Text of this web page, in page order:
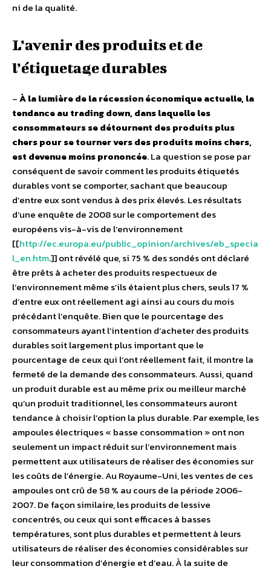
ni de la qualité.
L’avenir des produits et de
l’étiquetage durables
–À la lumière de la récession économique actuelle, la
tendance au trading down, dans laquelle les
consommateurs se détournent des produits plus
chers pour se tourner vers des produits moins chers,
est devenue moins prononcée. La question se pose par
conséquent de savoir comment les produits étiquetés
durables vont se comporter, sachant que beaucoup
d’entre eux sont vendus à des prix élevés. Les résultats
d’une enquête de 2008 sur le comportement des
européens vis-à-vis de l’environnement
[[http://ec.europa.eu/public_opinion/archives/eb_specia
l_en.htm.]] ont révélé que, si 75 % des sondés ont déclaré
être prêts à acheter des produits respectueux de
l’environnement même s’ils étaient plus chers, seuls 17 %
d’entre eux ont réellement agi ainsi au cours du mois
précédant l’enquête. Bien que le pourcentage des
consommateurs ayant l’intention d’acheter des produits
durables soit largement plus important que le
pourcentage de ceux qui l’ont réellement fait, il montre la
fermeté de la demande des consommateurs. Aussi, quand
un produit durable est au même prix ou meilleur marché
qu’un produit traditionnel, les consommateurs auront
tendance à choisir l’option la plus durable. Par exemple, les
ampoules électriques « basse consommation » ont non
seulement un impact réduit sur l’environnement mais
permettent aux utilisateurs de réaliser des économies sur
les coûts de l’énergie. Au Royaume-Uni, les ventes de ces
ampoules ont crû de 58 % au cours de la période 2006-
2007. De façon similaire, les produits de lessive
concentrés, ou ceux qui sont efficaces à basses
températures, sont plus durables et permettent à leurs
utilisateurs de réaliser des économies considérables sur
leur consommation d’énergie et d’eau. À la suite de